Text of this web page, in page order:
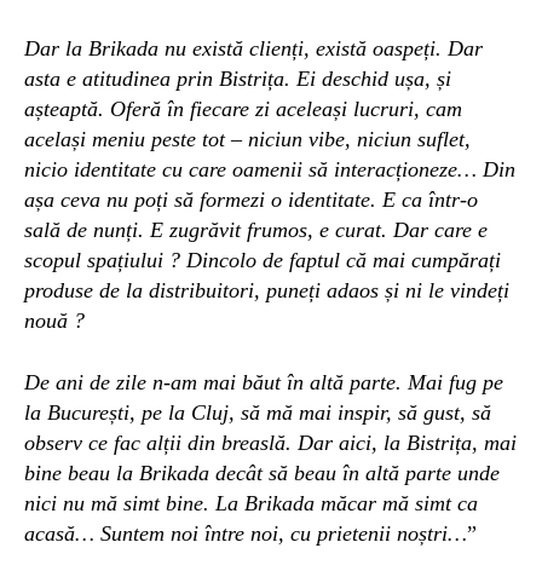
Dar la Brikada nu există clienți, există oaspeți. Dar
asta e atitudinea prin Bistrița. Ei deschid ușa, și
așteaptă. Oferă în fiecare zi aceleași lucruri, cam
același meniu peste tot – niciun vibe, niciun suflet,
nicio identitate cu care oamenii să interacționeze… Din
așa ceva nu poți să formezi o identitate. E ca într-o
sală de nunți. E zugrăvit frumos, e curat. Dar care e
scopul spațiului ? Dincolo de faptul că mai cumpărați
produse de la distribuitori, puneți adaos și ni le vindeți
nouă ?
De ani de zile n-am mai băut în altă parte. Mai fug pe
la București, pe la Cluj, să mă mai inspir, să gust, să
observ ce fac alții din breaslă. Dar aici, la Bistrița, mai
bine beau la Brikada decât să beau în altă parte unde
nici nu mă simt bine. La Brikada măcar mă simt ca
acasă… Suntem noi între noi, cu prietenii noștri…”